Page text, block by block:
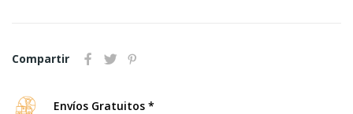
Compartir
Envíos Gratuitos *